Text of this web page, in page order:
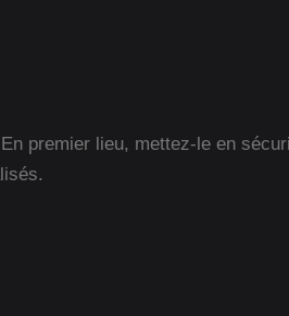
premier lieu, mettez-le en